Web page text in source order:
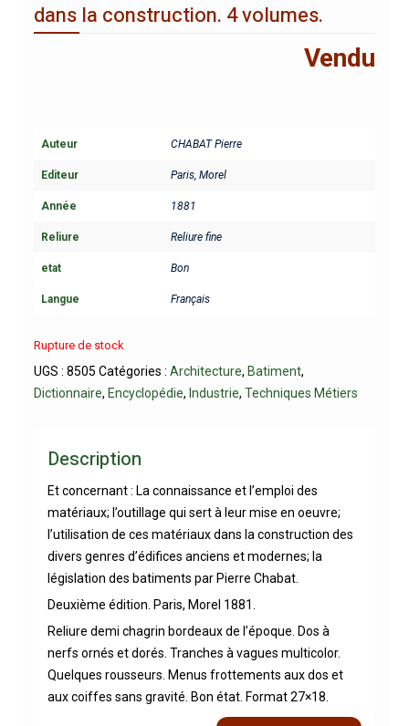
dans la construction. 4 volumes.
Vendu
Auteur CHABAT Pierre
Editeur Paris, Morel
Année 1881
Reliure Reliure fine
etat Bon
Langue Français
Rupture de stock
UGS : 8505 Catégories : Architecture, Batiment,
Dictionnaire, Encyclopédie, Industrie, Techniques Métiers
Description
Et concernant : La connaissance et l’emploi des
matériaux; l’outillage qui sert à leur mise en oeuvre;
l’utilisation de ces matériaux dans la construction des
divers genres d’édifices anciens et modernes; la
législation des batiments par Pierre Chabat.
Deuxième édition. Paris, Morel 1881.
Reliure demi chagrin bordeaux de l’époque. Dos à
nerfs ornés et dorés. Tranches à vagues multicolor.
Quelques rousseurs. Menus frottements aux dos et
aux coiffes sans gravité. Bon état. Format 27×18.